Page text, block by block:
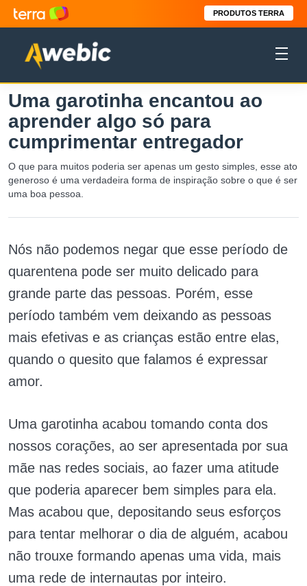
PRODUTOS TERRA
Uma garotinha encantou ao
aprender algo só para
cumprimentar entregador
O que para muitos poderia ser apenas um gesto simples, esse ato
generoso é uma verdadeira forma de inspiração sobre o que é ser
uma boa pessoa.
Nós não podemos negar que esse período de
quarentena pode ser muito delicado para
grande parte das pessoas. Porém, esse
período também vem deixando as pessoas
mais efetivas e as crianças estão entre elas,
quando o quesito que falamos é expressar
amor.
Uma garotinha acabou tomando conta dos
nossos corações, ao ser apresentada por sua
mãe nas redes sociais, ao fazer uma atitude
que poderia aparecer bem simples para ela.
Mas acabou que, depositando seus esforços
para tentar melhorar o dia de alguém, acabou
não trouxe formando apenas uma vida, mais
uma rede de internautas por inteiro.